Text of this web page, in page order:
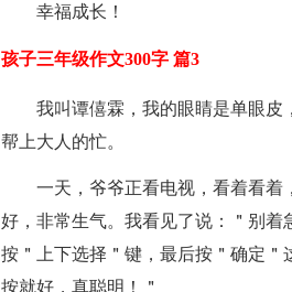
幸福成长！
孩子三年级作文300字 篇3
我叫谭僖霖，我的眼睛是单眼皮
帮上大人的忙。
一天，爷爷正看电视，看着看着
好，非常生气。我看见了说：＂别
按＂上下选择＂键，最后按＂确定
按就好，真聪明！＂